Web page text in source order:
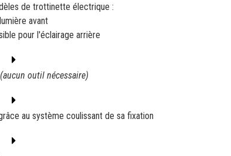
de trottinette électrique :
avant
pour l'éclairage arrière
(aucun outil nécessaire)
au système coulissant de sa fixation